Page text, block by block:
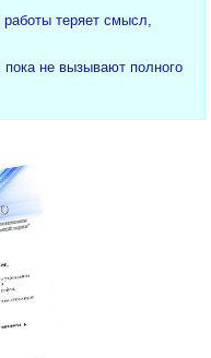
теряет смысл,
пока не вызывают полного